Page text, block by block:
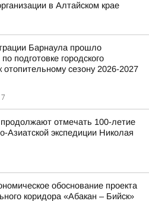
в Алтайском крае
Барнаула прошло
подготовке городского
отопительному сезону 2026-2027
отмечать 100-летие
Азиатской экспедиции Николая
обоснование проекта
коридора «Абакан – Бийск»